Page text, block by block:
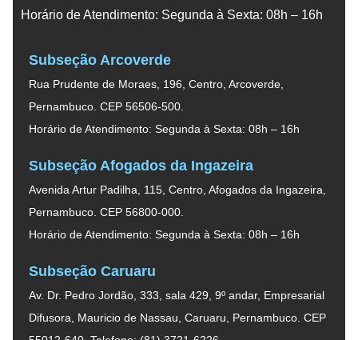
Horário de Atendimento: Segunda à Sexta: 08h – 16h
Subseção Arcoverde
Rua Prudente de Moraes, 196, Centro, Arcoverde,
Pernambuco. CEP 56506-500.
Horário de Atendimento: Segunda à Sexta: 08h – 16h
Subseção Afogados da Ingazeira
Avenida Artur Padilha, 115, Centro, Afogados da Ingazeira,
Pernambuco. CEP 56800-000.
Horário de Atendimento: Segunda à Sexta: 08h – 16h
Subseção Caruaru
Av. Dr. Pedro Jordão, 333, sala 429, 9º andar, Empresarial
Difusora, Mauricio de Nassau, Caruaru, Pernambuco. CEP